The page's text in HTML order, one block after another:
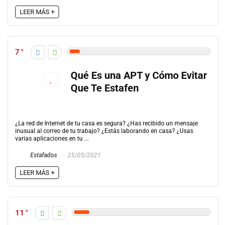
LEER MÁS +
7
Qué Es una APT y Cómo Evitar
Que Te Estafen
¿La red de Internet de tu casa es segura? ¿Has recibido un mensaje
inusual al correo de tu trabajo? ¿Estás laborando en casa? ¿Usas
varias aplicaciones en tu ...
Estafados 25/05/2021
LEER MÁS +
11